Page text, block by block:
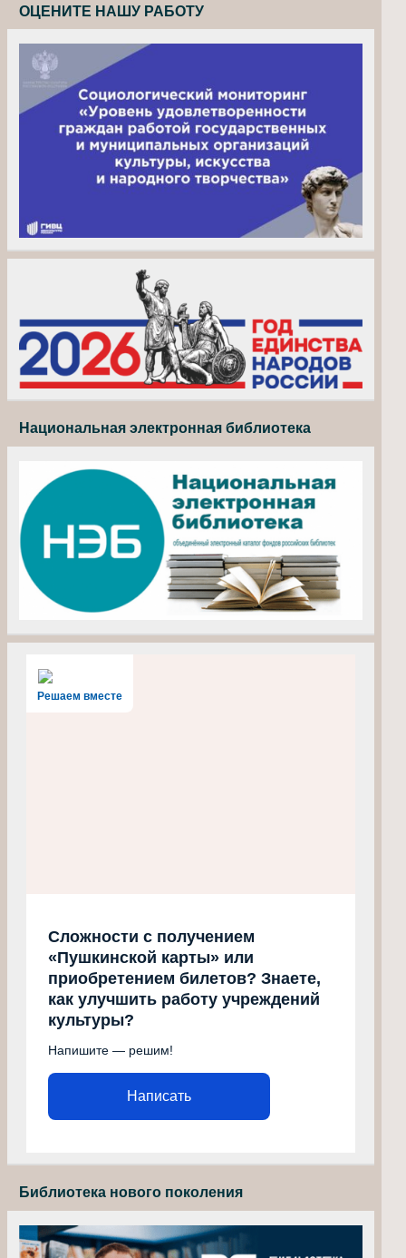
ОЦЕНИТЕ НАШУ РАБОТУ
Национальная электронная библиотека
Решаем вместе
Сложности с получением
«Пушкинской карты» или
приобретением билетов? Знаете,
как улучшить работу учреждений
культуры?
Напишите — решим!
Написать
Библиотека нового поколения